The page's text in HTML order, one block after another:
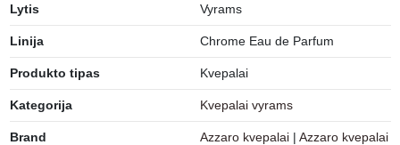
Lytis Vyrams
Linija Chrome Eau de Parfum
Produkto tipas Kvepalai
Kategorija Kvepalai vyrams
Brand Azzaro kvepalai | Azzaro kvepalai